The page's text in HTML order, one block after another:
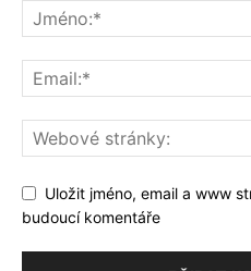
Uložit jméno, email a www
budoucí komentáře